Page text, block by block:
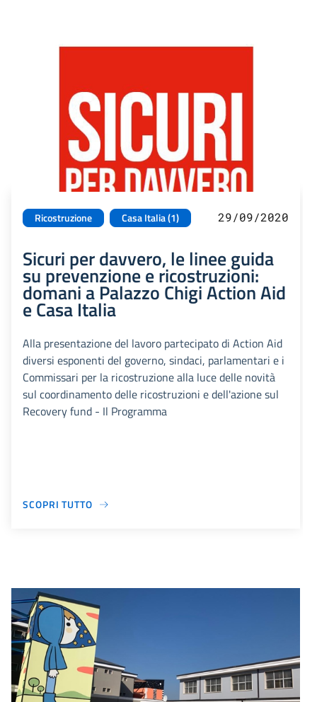
Ricostruzione Casa Italia (1) 29/09/2020
Sicuri per davvero, le linee guida
su prevenzione e ricostruzioni:
domani a Palazzo Chigi Action Aid
e Casa Italia
Alla presentazione del lavoro partecipato di Action Aid
diversi esponenti del governo, sindaci, parlamentari e i
Commissari per la ricostruzione alla luce delle novità
sul coordinamento delle ricostruzioni e dell'azione sul
Recovery fund - Il Programma
SCOPRI TUTTO